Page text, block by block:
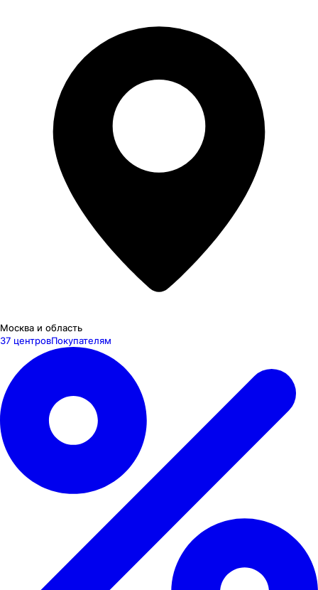
Москва и область
37 центровПокупателям